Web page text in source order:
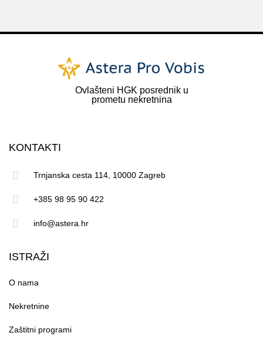
Ovlašteni HGK posrednik u
prometu nekretnina
KONTAKTI
Trnjanska cesta 114, 10000 Zagreb
+385 98 95 90 422
info@astera.hr
ISTRAŽI
O nama
Nekretnine
Zaštitni programi